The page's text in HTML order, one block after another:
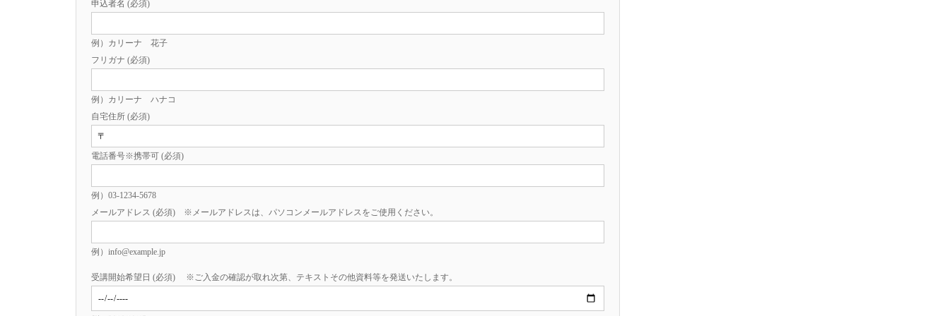
申込者名 (必須)
例）カリーナ 花子
フリガナ (必須)
例）カリーナ ハナコ
自宅住所 (必須)
電話番号※携帯可 (必須)
例）03-1234-5678
メールアドレス (必須) ※メールアドレスは、パソコンメールアドレスをご使用ください。
例）info@example.jp
受講開始希望日 (必須) ※ご入金の確認が取れ次第、テキストその他資料等を発送いたします。